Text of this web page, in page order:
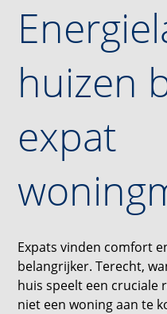
huizen
expat
Expats vinden comfort
belangrijker. Terecht,
huis speelt een cruciale
niet een woning aan te